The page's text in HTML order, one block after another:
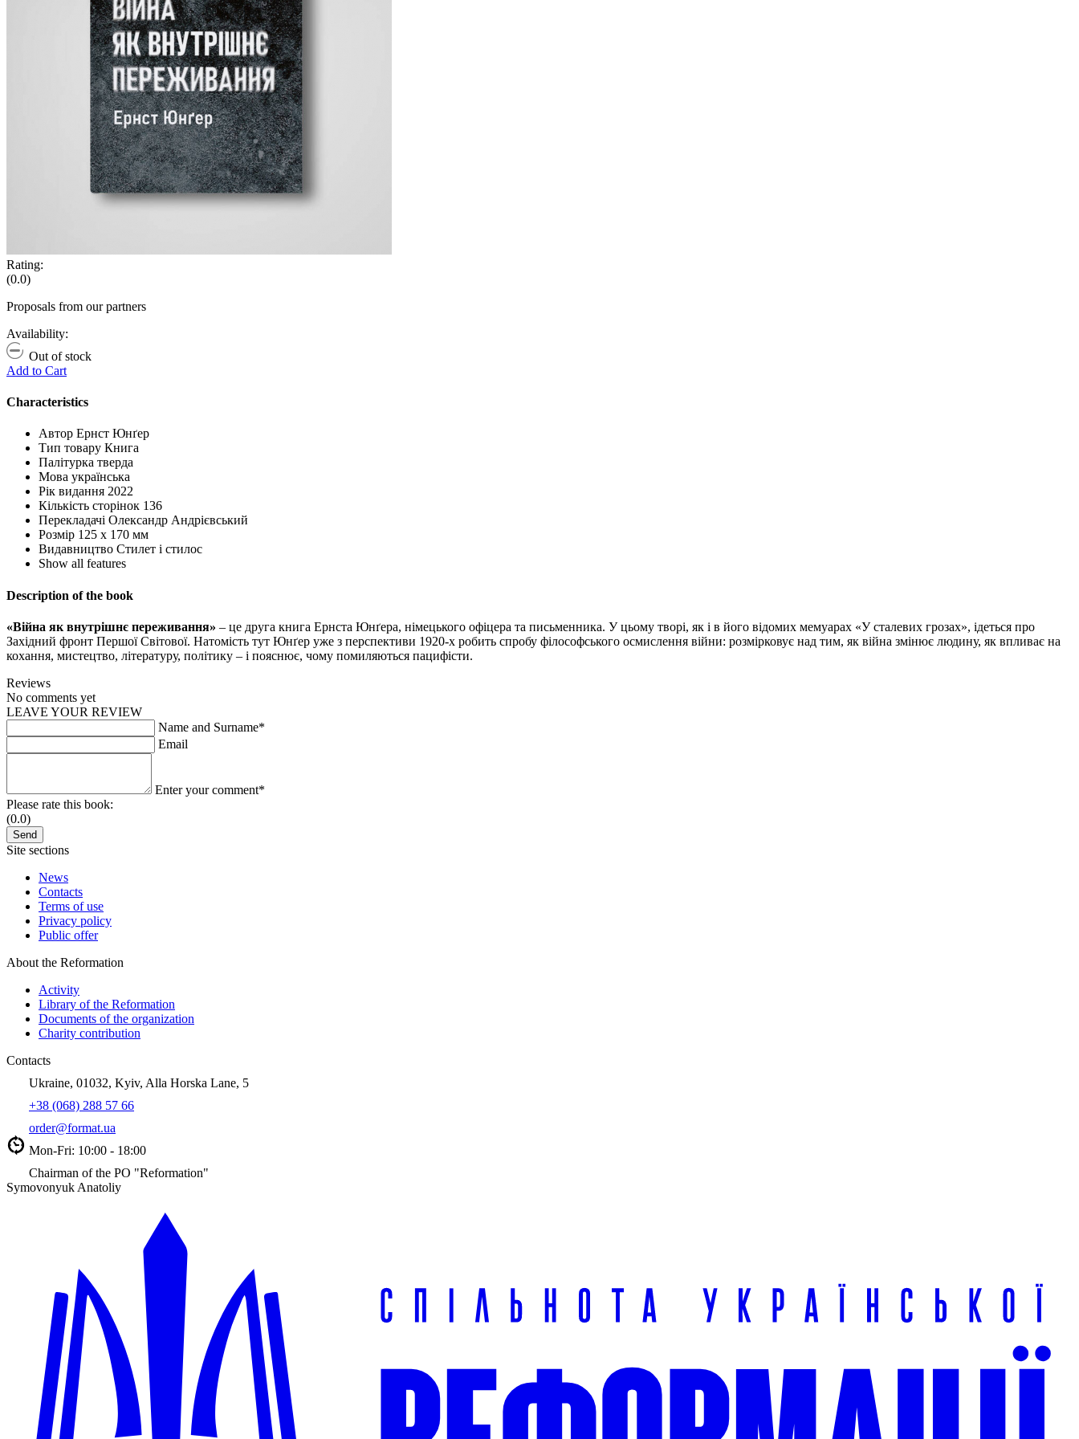
Rating:
(0.0)
Proposals from our partners
Availability:
Out of stock
Add to Cart
Characteristics
Автор Ернст Юнґер
Тип товару Книга
Палітурка тверда
Мова українська
Рік видання 2022
Кількість сторінок 136
Перекладачі Олександр Андрієвський
Розмір 125 х 170 мм
Видавництво Стилет і стилос
Show all features
Description of the book
«Війна як внутрішнє переживання» – це друга книга Ернста Юнґера, німецького офіцера та письменника. У цьому творі, як і в його відомих мемуарах «У сталевих грозах», ідеться про
Західний фронт Першої Світової. Натомість тут Юнґер уже з перспективи 1920-х робить спробу філософського осмислення війни: розмірковує над тим, як війна змінює людину, як впливає на
кохання, мистецтво, літературу, політику – і пояснює, чому помиляються пацифісти.
Reviews
No comments yet
LEAVE YOUR REVIEW
Name and Surname*
Email
Enter your comment*
Please rate this book:
(0.0)
Site sections
News
Contacts
Terms of use
Privacy policy
Public offer
About the Reformation
Activity
Library of the Reformation
Documents of the organization
Charity contribution
Contacts
Ukraine, 01032, Kyiv, Alla Horska Lane, 5
+38 (068) 288 57 66
order@format.ua
Mon-Fri: 10:00 - 18:00
Chairman of the PO "Reformation"
Symovonyuk Anatoliy